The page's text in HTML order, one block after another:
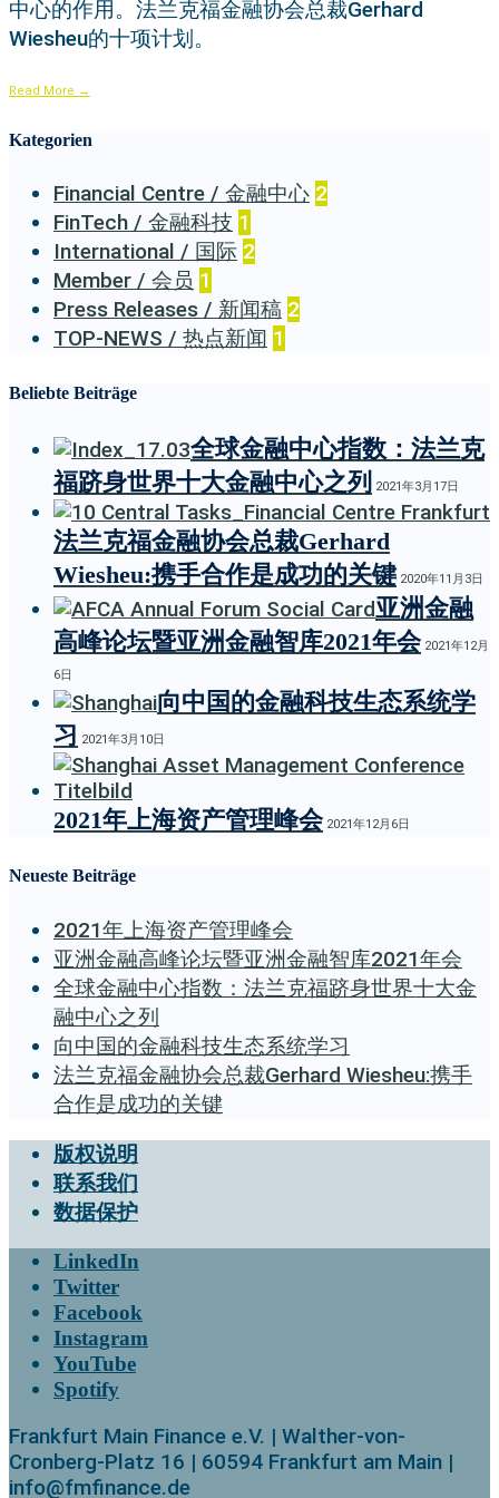
中心的作用。法兰克福金融协会总裁Gerhard
Wiesheu的十项计划。
Read More →
Kategorien
Financial Centre / 金融中心 2
FinTech / 金融科技 1
International / 国际 2
Member / 会员 1
Press Releases / 新闻稿 2
TOP-NEWS / 热点新闻 1
Beliebte Beiträge
全球金融中心指数：法兰克
福跻身世界十大金融中心之列
2021年3月17日
法兰克福金融协会总裁Gerhard
Wiesheu:携手合作是成功的关键2020年11月3日
亚洲金融
高峰论坛暨亚洲金融智库2021年会 2021年12月
6日
向中国的金融科技生态系统学
习 2021年3月10日
2021年上海资产管理峰会 2021年12月6日
Neueste Beiträge
2021年上海资产管理峰会
亚洲金融高峰论坛暨亚洲金融智库2021年会
全球金融中心指数：法兰克福跻身世界十大金
融中心之列
向中国的金融科技生态系统学习
法兰克福金融协会总裁Gerhard Wiesheu:携手
合作是成功的关键
版权说明
联系我们
数据保护
LinkedIn
Twitter
Facebook
Instagram
YouTube
Spotify
Frankfurt Main Finance e.V. | Walther-von-
Cronberg-Platz 16 | 60594 Frankfurt am Main |
info@fmfinance.de